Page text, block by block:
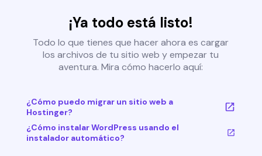
¡Ya todo está listo!
Todo lo que tienes que hacer ahora es cargar
los archivos de tu sitio web y empezar tu
aventura. Mira cómo hacerlo aquí:
¿Cómo puedo migrar un sitio web a
Hostinger?
¿Cómo instalar WordPress usando el
instalador automático?